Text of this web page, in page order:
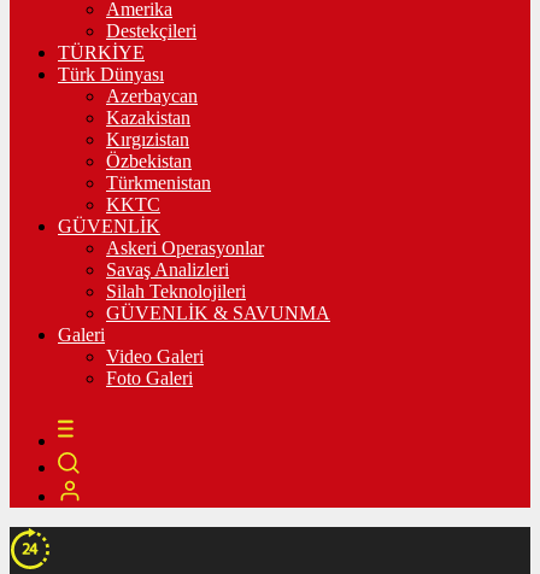
Amerika
Destekçileri
TÜRKİYE
Türk Dünyası
Azerbaycan
Kazakistan
Kırgızistan
Özbekistan
Türkmenistan
KKTC
GÜVENLİK
Askeri Operasyonlar
Savaş Analizleri
Silah Teknolojileri
GÜVENLİK & SAVUNMA
Galeri
Video Galeri
Foto Galeri